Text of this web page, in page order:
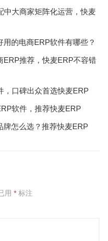
中大商家矩阵化运营，快麦
的电商ERP软件有哪些？
ERP推荐，快麦ERP不容错
，口碑出众首选快麦ERP
软件，推荐快麦ERP
牌怎么选？推荐快麦ERP
用 *标注